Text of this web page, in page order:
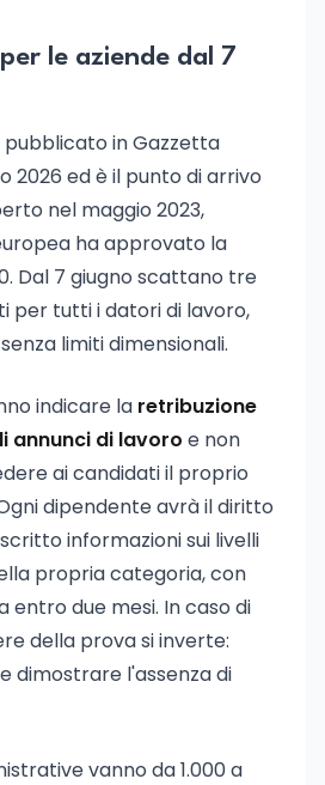
le aziende dal 7
in Gazzetta
2026 ed è il punto di arrivo
nel maggio 2023,
ha approvato la
Dal 7 giugno scattano tre
per tutti i datori di lavoro,
limiti dimensionali.
indicare la retribuzione
annunci di lavoro e non
ai candidati il proprio
dipendente avrà il diritto
informazioni sui livelli
propria categoria, con
entro due mesi. In caso di
della prova si inverte:
dimostrare l'assenza di
vanno da 1.000 a